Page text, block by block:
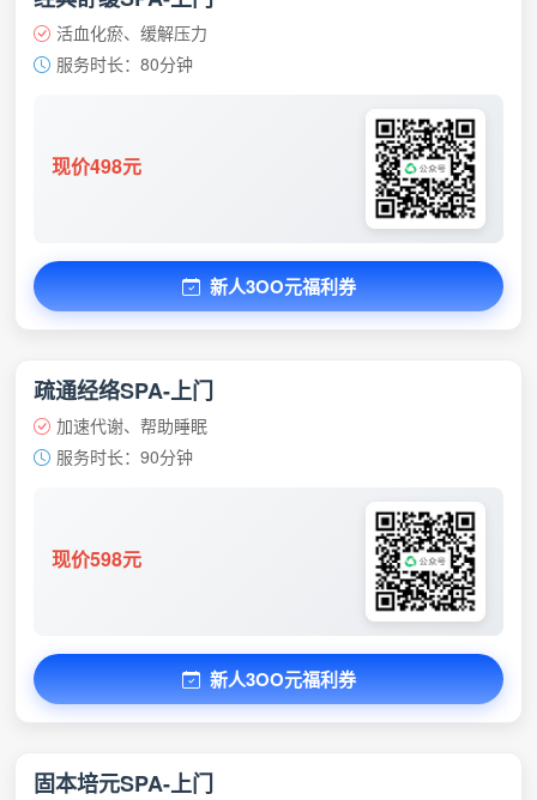
活血化瘀、缓解压力
服务时长：80分钟
现价498元
新人3OO元福利券
疏通经络SPA-上门
加速代谢、帮助睡眠
服务时长：90分钟
现价598元
新人3OO元福利券
固本培元SPA-上门